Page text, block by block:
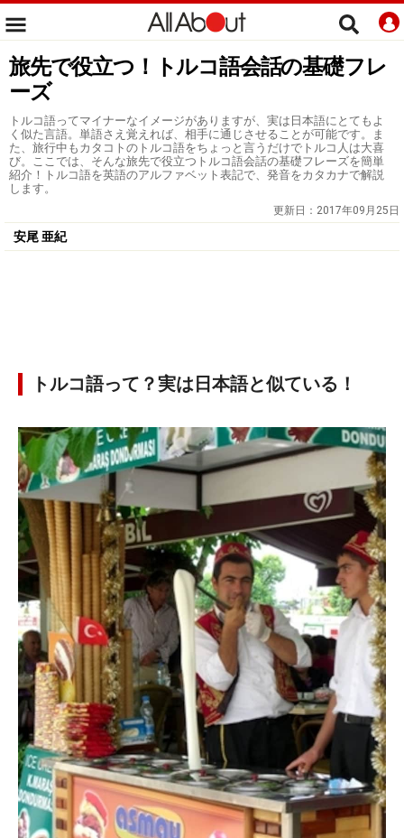
旅先で役立つ！トルコ語会話の基礎フレ
ーズ
トルコ語ってマイナーなイメージがありますが、実は日本語にとてもよ
く似た言語。単語さえ覚えれば、相手に通じさせることが可能です。ま
た、旅行中もカタコトのトルコ語をちょっと言うだけでトルコ人は大喜
び。ここでは、そんな旅先で役立つトルコ語会話の基礎フレーズを簡単
紹介！トルコ語を英語のアルファベット表記で、発音をカタカナで解説
します。
更新日： 2017年09月25日
安尾 亜紀
トルコ語って？実は日本語と似ている！